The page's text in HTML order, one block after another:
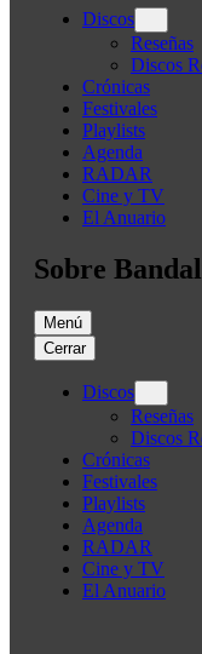
Discos
Reseñas
Discos
Crónicas
Festivales
Playlists
Agenda
RADAR
Cine y TV
El Anuario
Sobre
Menú
Cerrar
Discos
Reseñas
Discos
Crónicas
Festivales
Playlists
Agenda
RADAR
Cine y TV
El Anuario